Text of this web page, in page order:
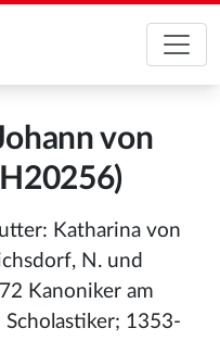
von
Katharina von
N. und
Kanoniker am
Scholastiker; 1353-